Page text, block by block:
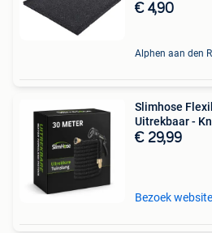
€ 4,90
Alphen aan den
Slimhose
Uitrekbaar -
€ 29,99
Bezoek website